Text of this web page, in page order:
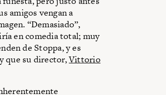
amigos vengan a
“Demasiado”,
en comedia total; muy
de Stoppa, y es
que su director,Vittorio